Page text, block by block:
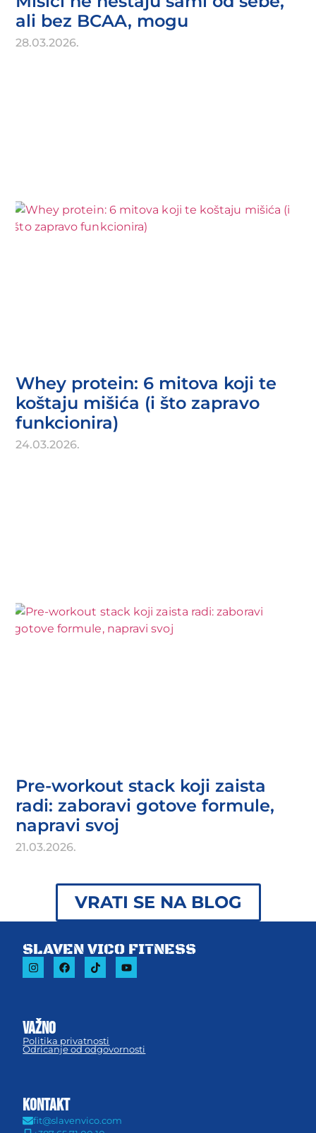
ali bez BCAA, mogu
28.03.2026.
Whey protein: 6 mitova koji te
koštaju mišića (i što zapravo
funkcionira)
24.03.2026.
Pre-workout stack koji zaista
radi: zaboravi gotove formule,
napravi svoj
21.03.2026.
VRATI SE NA BLOG
SLAVEN VICO FITNESS
važno
Politika privatnosti
Odricanje od odgovornosti
KONTAKT
fit@slavenvico.com